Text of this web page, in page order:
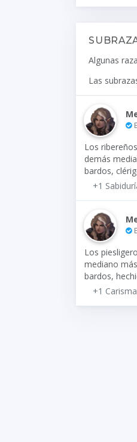
Algunas
Las
Los
demás
bardos,
+1
Los
mediano
bardos,
+1 Carisma